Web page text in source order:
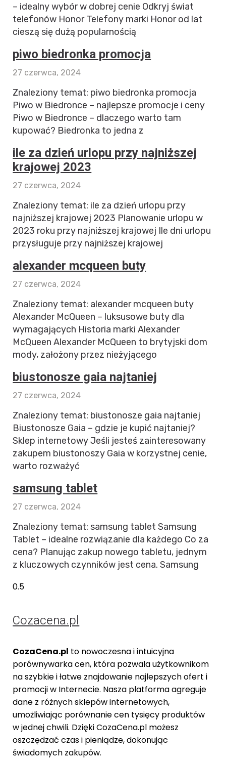
– idealny wybór w dobrej cenie Odkryj świat
telefonów Honor Telefony marki Honor od lat
cieszą się dużą popularnością
piwo biedronka promocja
27 czerwca, 2024
Znaleziony temat: piwo biedronka promocja
Piwo w Biedronce – najlepsze promocje i ceny
Piwo w Biedronce – dlaczego warto tam
kupować? Biedronka to jedna z
ile za dzień urlopu przy najniższej
krajowej 2023
27 czerwca, 2024
Znaleziony temat: ile za dzień urlopu przy
najniższej krajowej 2023 Planowanie urlopu w
2023 roku przy najniższej krajowej Ile dni urlopu
przysługuje przy najniższej krajowej
alexander mcqueen buty
27 czerwca, 2024
Znaleziony temat: alexander mcqueen buty
Alexander McQueen – luksusowe buty dla
wymagających Historia marki Alexander
McQueen Alexander McQueen to brytyjski dom
mody, założony przez nieżyjącego
biustonosze gaia najtaniej
27 czerwca, 2024
Znaleziony temat: biustonosze gaia najtaniej
Biustonosze Gaia – gdzie je kupić najtaniej?
Sklep internetowy Jeśli jesteś zainteresowany
zakupem biustonoszy Gaia w korzystnej cenie,
warto rozważyć
samsung tablet
27 czerwca, 2024
Znaleziony temat: samsung tablet Samsung
Tablet – idealne rozwiązanie dla każdego Co za
cena? Planując zakup nowego tabletu, jednym
z kluczowych czynników jest cena. Samsung
Cozacena.pl
CozaCena.pl to nowoczesna i intuicyjna
porównywarka cen, która pozwala użytkownikom
na szybkie i łatwe znajdowanie najlepszych ofert i
promocji w Internecie. Nasza platforma agreguje
dane z różnych sklepów internetowych,
umożliwiając porównanie cen tysięcy produktów
w jednej chwili. Dzięki CozaCena.pl możesz
oszczędzać czas i pieniądze, dokonując
świadomych zakupów.